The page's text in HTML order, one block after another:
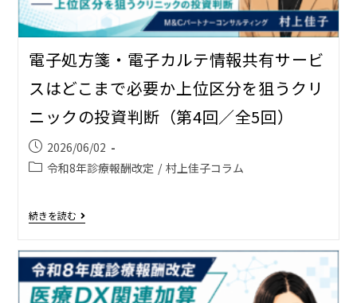
電子処方箋・電子カルテ情報共有サービ
スはどこまで必要か――上位区分を狙うクリ
ニックの投資判断（第4回／全5回）
2026/06/02
令和8年診療報酬改定 / 村上佳子コラム
続きを読む